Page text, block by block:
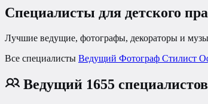
Специалисты для детского
Лучшие ведущие, фотографы, декораторы и
Все специалисты Ведущий Фотограф Стилист
Ведущий 1655 специалистов